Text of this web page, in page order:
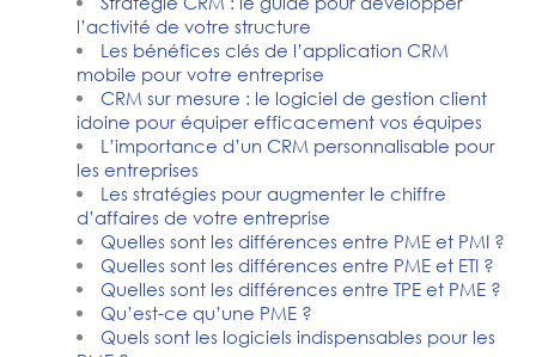
l’activité de votre structure
Les bénéfices clés de l’application CRM
mobile pour votre entreprise
CRM sur mesure : le logiciel de gestion client
idoine pour équiper efficacement vos équipes
L’importance d’un CRM personnalisable pour
les entreprises
Les stratégies pour augmenter le chiffre
d’affaires de votre entreprise
Quelles sont les différences entre PME et PMI ?
Quelles sont les différences entre PME et ETI ?
Quelles sont les différences entre TPE et PME ?
Qu’est-ce qu’une PME ?
Quels sont les logiciels indispensables pour les